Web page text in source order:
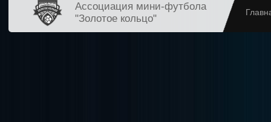
Ассоциация мини-футбола
"Золотое кольцо"